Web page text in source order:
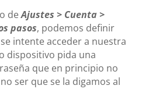
deAjustes > Cuenta >
pasos, podemos definir
intente acceder a nuestra
dispositivo pida una
que en principio no
ser que se la digamos al